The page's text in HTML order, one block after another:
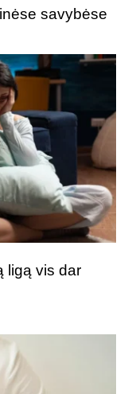
savybėse
ligą vis dar